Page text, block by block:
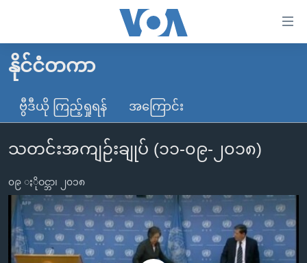
လွယ်ကူ
စေ
သည့်
များ
ပင်မ
အကြောင်းအရာ
ကျော်
ကြည့်
မူလစာမျက်နှာ
မြန်မာ
ကမ္ဘာ့သတင်းများ
နိုင်ငံတကာ
တရုတ်
အစ္စရေး-ပါလက်စတိုင်း
ဗွီဒီယို
ရပ်ဝန်းတခု လမ်းတခု အလွန်
အင်္ဂလိပ်စာလေ့လာမယ်
အမေရိကန်သုံးအီဒီယံ
အပတ်စဉ်ကဏ္ဍများ
နိုင်ငံတကာ
ဗွီဒီယို ကြည့်ရှုရန် အကြောင်း
သတင်းအကျဉ်းချုပ် (၁၁-၀၉-၂၀၁၈)
၀၉ ႏိုဝင္ဘာ၊ ၂၀၁၈